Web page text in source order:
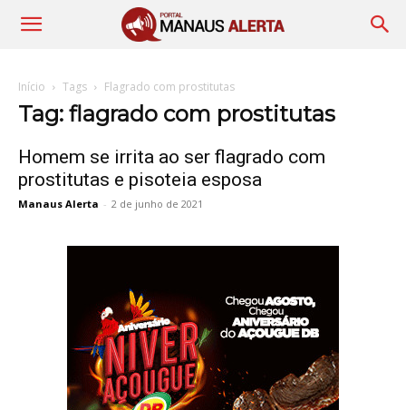
Início Tags Flagrado com prostitutas
Tag: flagrado com prostitutas
Homem se irrita ao ser flagrado com
prostitutas e pisoteia esposa
Manaus Alerta - 2 de junho de 2021